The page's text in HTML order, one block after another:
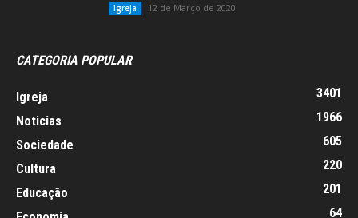
Igreja 12 de Março de 2020
CATEGORIA POPULAR
Igreja
3401
Noticias
1966
Sociedade
605
Cultura
220
Educação
201
64